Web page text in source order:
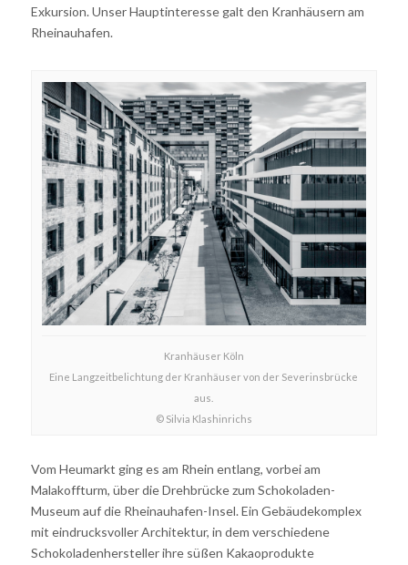
Exkursion. Unser Hauptinteresse galt den Kranhäusern am
Rheinauhafen.
Kranhäuser Köln
Eine Langzeitbelichtung der Kranhäuser von der Severinsbrücke
aus.
© Silvia Klashinrichs
Vom Heumarkt ging es am Rhein entlang, vorbei am
Malakoffturm, über die Drehbrücke zum Schokoladen-
Museum auf die Rheinauhafen-Insel. Ein Gebäudekomplex
mit eindrucksvoller Architektur, in dem verschiedene
Schokoladenhersteller ihre süßen Kakaoprodukte